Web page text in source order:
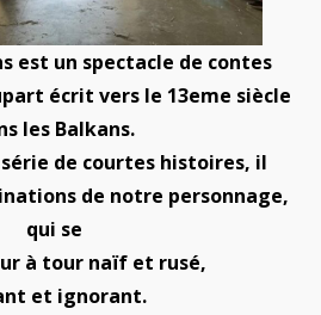
est un spectacle de contes
écrit vers le 13eme siècle
les Balkans.
de courtes histoires, il
de notre personnage,
qui se
à tour naïf et rusé,
et ignorant.